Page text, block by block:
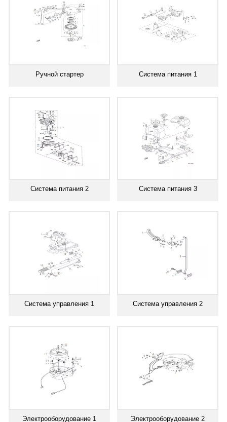
Ручной стартер Система питания 1
Система питания 2 Система питания 3
Система управления 1 Система управления 2
Электрооборудование 1 Электрооборудование 2